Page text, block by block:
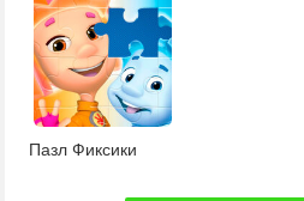
Пазл Фиксики